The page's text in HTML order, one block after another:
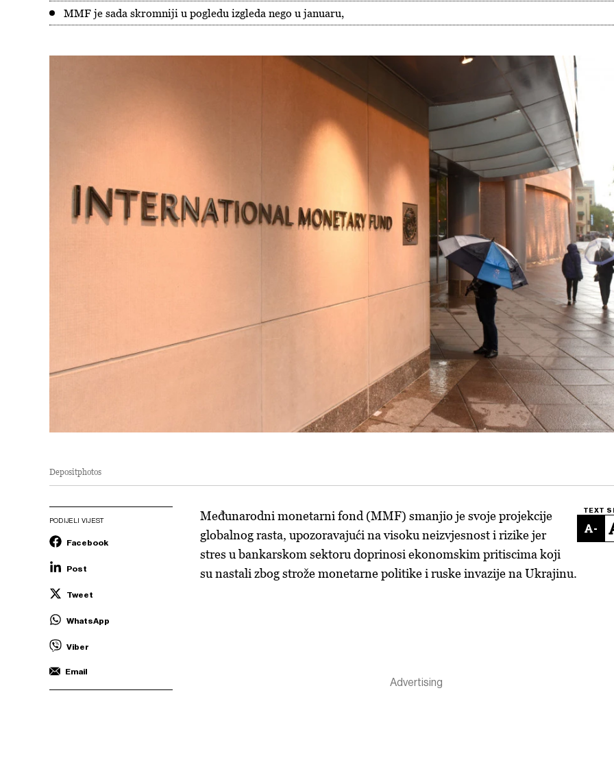
MMF je sada skromniji u pogledu izgleda nego u januaru,
Depositphotos
PODIJELI VIJEST
Facebook
Post
Tweet
WhatsApp
Viber
Email
TEXT
-
Međunarodni monetarni fond (MMF) smanjio je svoje projekcije
globalnog rasta, upozoravajući na visoku neizvjesnost i rizike jer
stres u bankarskom sektoru doprinosi ekonomskim pritiscima koji
su nastali zbog strože monetarne politike i ruske invazije na Ukrajinu.